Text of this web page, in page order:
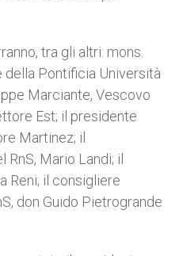
tra gli altri: mons.
della Pontificia Università
Marciante, Vescovo
Est; il presidente
Martinez; il
Mario Landi; il
Reni; il consigliere
don Guido Pietrogrande